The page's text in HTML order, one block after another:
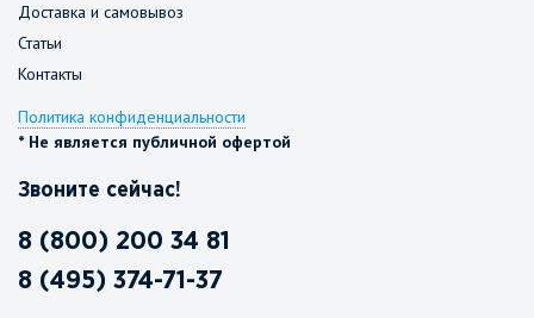
Доставка и самовывоз
Статьи
Контакты
Политика конфиденциальности
* Не является публичной офертой
Звоните сейчас!
8 (800) 200 34 81
8 (495) 374-71-37